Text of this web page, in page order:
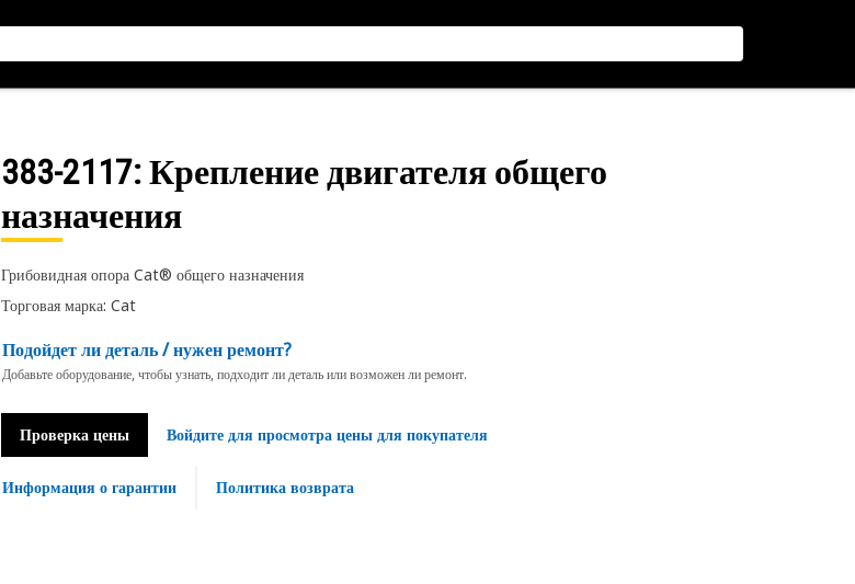
383-2117: Крепление двигателя общего
назначения
Грибовидная опора Cat® общего назначения
Торговая марка: Cat
Подойдет ли деталь / нужен ремонт?
Добавьте оборудование, чтобы узнать, подходит ли деталь или возможен ли ремонт.
Проверка цены Войдите для просмотра цены для покупателя
Информация о гарантии Политика возврата